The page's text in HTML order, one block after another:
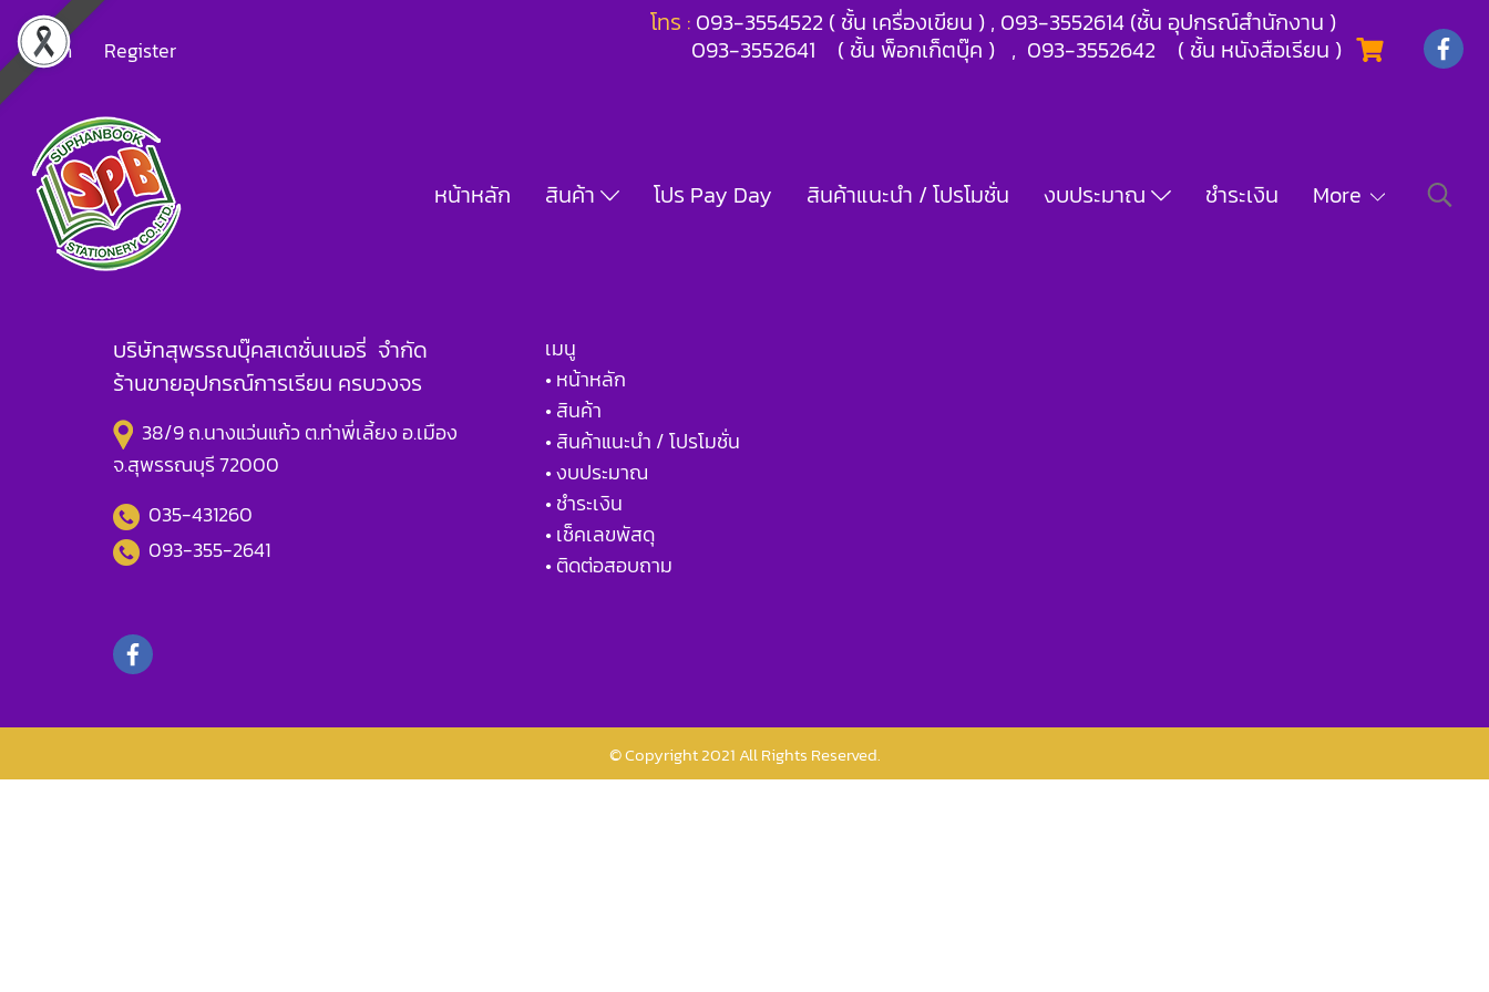
Login Register
โทร : 093-3554522 ( ชั้น เครื่องเขียน ) , 093-3552614 (ชั้น อุปกรณ์สำนักงาน )
093-3552641 ( ชั้น พ็อกเก็ตบุ๊ค ) , 093-3552642 ( ชั้น หนังสือเรียน )
หน้าหลัก สินค้า โปร Pay Day สินค้าแนะนำ / โปรโมชั่น งบประมาณ ชำระเงิน More
บริษัทสุพรรณบุ๊คสเตชั่นเนอรี่ จำกัด
ร้านขายอุปกรณ์การเรียน ครบวงจร
38/9 ถ.นางแว่นแก้ว ต.ท่าพี่เลี้ยง อ.เมือง
จ.สุพรรณบุรี 72000
035-431260
093-355-2641
เมนู
• หน้าหลัก
• สินค้า
• สินค้าแนะนำ / โปรโมชั่น
• งบประมาณ
• ชำระเงิน
• เช็คเลขพัสดุ
• ติดต่อสอบถาม
© Copyright 2021 All Rights Reserved.